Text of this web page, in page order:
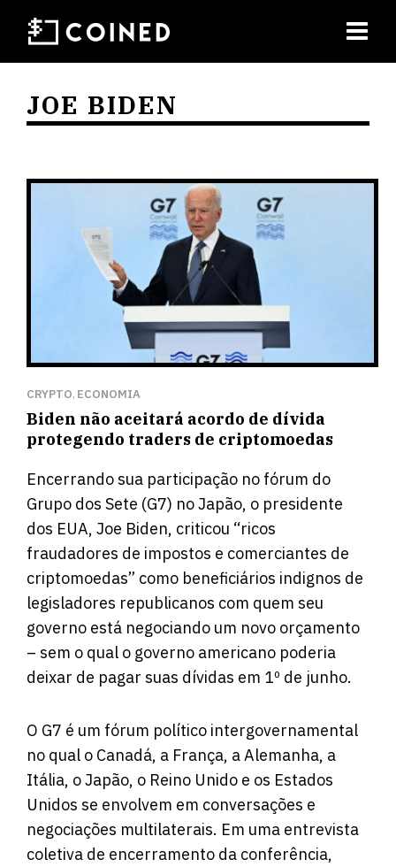
JOE BIDEN
CRYPTO, ECONOMIA
Biden não aceitará acordo de dívida
protegendo traders de criptomoedas
Encerrando sua participação no fórum do
Grupo dos Sete (G7) no Japão, o presidente
dos EUA, Joe Biden, criticou “ricos
fraudadores de impostos e comerciantes de
criptomoedas” como beneficiários indignos de
legisladores republicanos com quem seu
governo está negociando um novo orçamento
– sem o qual o governo americano poderia
deixar de pagar suas dívidas em 1º de junho.
O G7 é um fórum político intergovernamental
no qual o Canadá, a França, a Alemanha, a
Itália, o Japão, o Reino Unido e os Estados
Unidos se envolvem em conversações e
negociações multilaterais. Em uma entrevista
coletiva de encerramento da conferência,